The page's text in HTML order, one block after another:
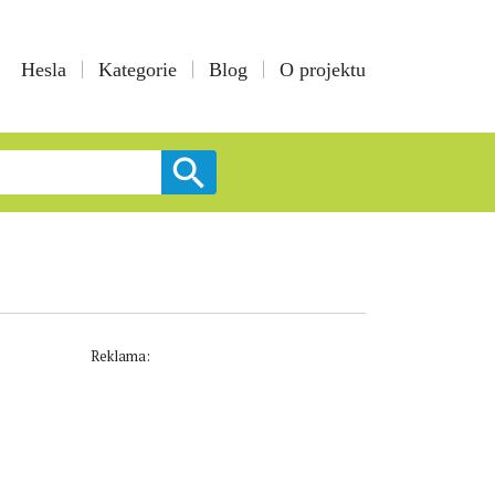
Hesla Kategorie Blog O projektu
Reklama: